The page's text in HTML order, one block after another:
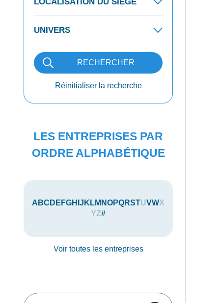
RECHERCHER
Réinitialiser la recherche
LES ENTREPRISES PAR
ORDRE ALPHABÉTIQUE
A BC D E FGH IJ K LM NOPQRSTUVWX
YZ#
Voir toutes les entreprises